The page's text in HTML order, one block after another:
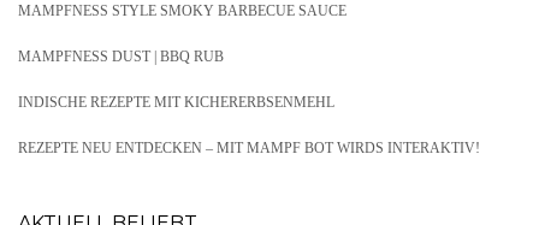
MAMPFNESS STYLE SMOKY BARBECUE SAUCE
MAMPFNESS DUST | BBQ RUB
INDISCHE REZEPTE MIT KICHERERBSENMEHL
REZEPTE NEU ENTDECKEN – MIT MAMPF BOT WIRDS INTERAKTIV!